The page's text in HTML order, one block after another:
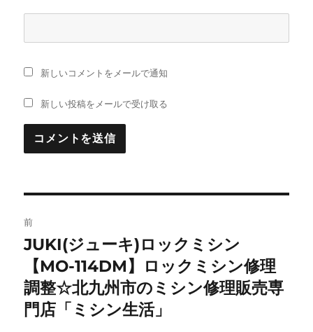
新しいコメントをメールで通知
新しい投稿をメールで受け取る
稿
ナ
ビ
前
前
投
稿:
JUKI(ジューキ)ロックミシン
【MO-114DM】ロックミシン修理
調整☆北九州市のミシン修理販売専
門店「ミシン生活」